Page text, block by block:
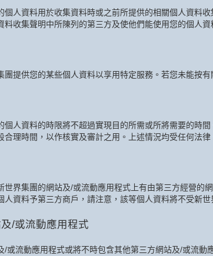
個人資料用於收集資料時或之前所提供的相關個人資料
料收集聲明中所陳列的第三方及使他們能使用您的個人資
團提供您的某些個人資料以享用特定服務。若您未能按
個人資料的時限將不超過實現目的所需或所將需要的時
合理時間，以作核實及審計之用。上述情況均受任何法
世界集團的網站及/或流動應用程式上有由第三方經營的
人資料予第三方商戶，請注意，該等個人資料將不受新
/或流動應用程式
/或流動應用程式或將不時包含其他第三方網站及/或流